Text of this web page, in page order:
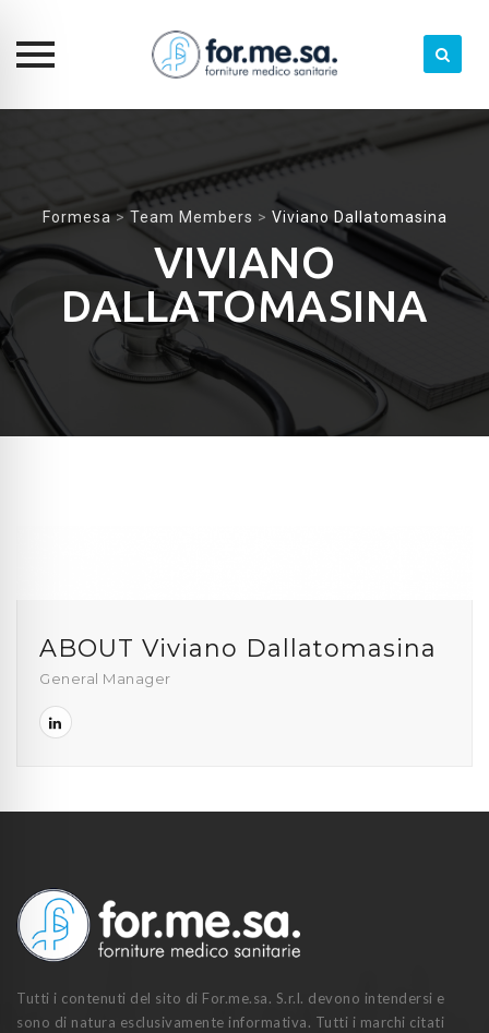
Formesa> Team Members > Viviano Dallatomasina
VIVIANO
DALLATOMASINA
ABOUT Viviano Dallatomasina
General Manager
Tutti i contenuti del sito di For.me.sa. S.r.l. devono intendersi e
sono di natura esclusivamente informativa. Tutti i marchi citati